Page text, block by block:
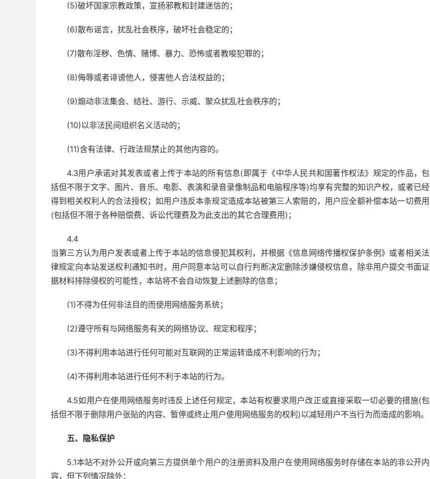
(5)破坏国家宗教政策，宣扬邪教和封建迷信的；
(6)散布谣言，扰乱社会秩序，破坏社会稳定的；
(7)散布淫秽、色情、赌博、暴力、恐怖或者教唆犯罪的；
(8)侮辱或者诽谤他人，侵害他人合法权益的；
(9)煽动非法集会、结社、游行、示威、聚众扰乱社会秩序的；
(10)以非法民间组织名义活动的；
(11)含有法律、行政法规禁止的其他内容的。
4.3用户承诺对其发表或者上传于本站的所有信息(即属于《中华人民共和国著作权法》规定的作品，包
括但不限于文字、图片、音乐、电影、表演和录音录像制品和电脑程序等)均享有完整的知识产权，或者已经
得到相关权利人的合法授权；如用户违反本条规定造成本站被第三人索赔的，用户应全额补偿本站一切费用
(包括但不限于各种赔偿费、诉讼代理费及为此支出的其它合理费用)；
4.4
当第三方认为用户发表或者上传于本站的信息侵犯其权利，并根据《信息网络传播权保护条例》或者相关法
律规定向本站发送权利通知书时，用户同意本站可以自行判断决定删除涉嫌侵权信息，除非用户提交书面证
据材料排除侵权的可能性，本站将不会自动恢复上述删除的信息；
(1)不得为任何非法目的而使用网络服务系统；
(2)遵守所有与网络服务有关的网络协议、规定和程序；
(3)不得利用本站进行任何可能对互联网的正常运转造成不利影响的行为；
(4)不得利用本站进行任何不利于本站的行为。
4.5如用户在使用网络服务时违反上述任何规定，本站有权要求用户改正或直接采取一切必要的措施(包
括但不限于删除用户张贴的内容、暂停或终止用户使用网络服务的权利)以减轻用户不当行为而造成的影响。
五、隐私保护
5.1本站不对外公开或向第三方提供单个用户的注册资料及用户在使用网络服务时存储在本站的非公开内
容，但下列情况除外：